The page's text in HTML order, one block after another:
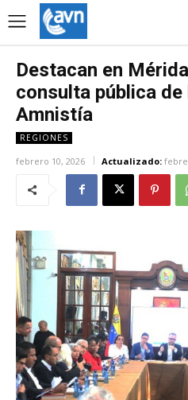
Destacan en
consulta pública de
Amnistía
REGIONES
febrero 10, 2026 Actualizado: